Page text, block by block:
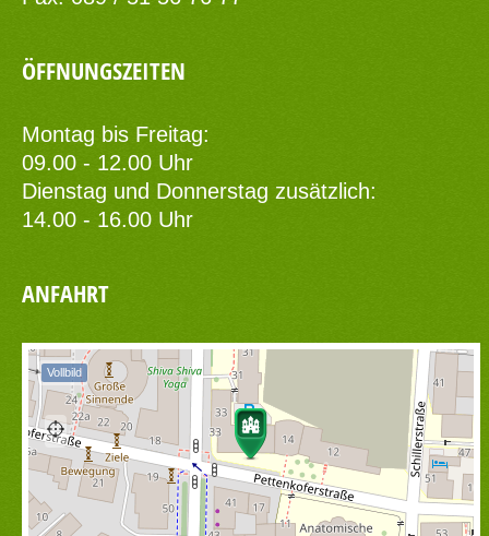
ÖFFNUNGSZEITEN
Montag bis Freitag:
09.00 - 12.00 Uhr
Dienstag und Donnerstag zusätzlich:
14.00 - 16.00 Uhr
ANFAHRT
Vollbild